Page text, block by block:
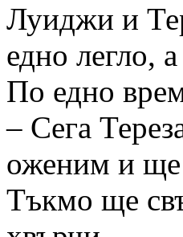
Луиджи и
едно легло,
По едно
– Сега
оженим и ще
Тъкмо ще